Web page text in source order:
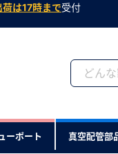
荷は17時まで受付
ーポート 真空配管部
登録がお済み